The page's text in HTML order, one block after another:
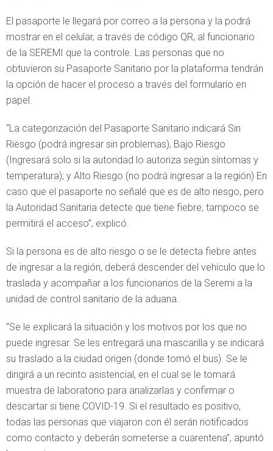
El pasaporte le llegará por correo a la persona y la podrá
mostrar en el celular, a través de código QR, al funcionario
de la SEREMI que la controle. Las personas que no
obtuvieron su Pasaporte Sanitario por la plataforma tendrán
la opción de hacer el proceso a través del formulario en
papel.
“La categorización del Pasaporte Sanitario indicará Sin
Riesgo (podrá ingresar sin problemas), Bajo Riesgo
(Ingresará solo si la autoridad lo autoriza según síntomas y
temperatura); y Alto Riesgo (no podrá ingresar a la región) En
caso que el pasaporte no señalé que es de alto riesgo, pero
la Autoridad Sanitaria detecte que tiene fiebre, tampoco se
permitirá el acceso”, explicó.
Si la persona es de alto riesgo o se le detecta fiebre antes
de ingresar a la región, deberá descender del vehículo que lo
traslada y acompañar a los funcionarios de la Seremi a la
unidad de control sanitario de la aduana.
“Se le explicará la situación y los motivos por los que no
puede ingresar. Se les entregará una mascarilla y se indicará
su traslado a la ciudad origen (donde tomó el bus). Se le
dirigirá a un recinto asistencial, en el cual se le tomará
muestra de laboratorio para analizarlas y confirmar o
descartar si tiene COVID-19. Si el resultado es positivo,
todas las personas que viajaron con él serán notificados
como contacto y deberán someterse a cuarentena”, apuntó